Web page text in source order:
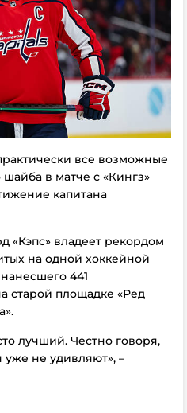
все возможные
в матче с «Кингз»
капитана
«Кэпс» владеет рекордом
на одной хоккейной
441
старой площадке «Ред
лучший. Честно говоря,
не удивляют», –